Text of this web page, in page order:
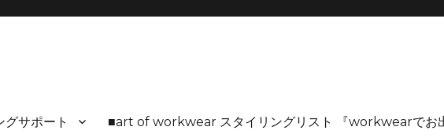
サポート ■art of workwear スタイリングリスト 『workwearでお出